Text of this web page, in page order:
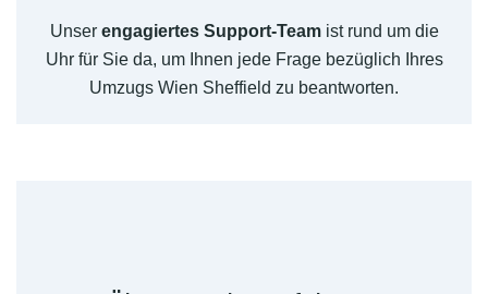
Unser engagiertes Support-Teamist rund um die
Uhr für Sie da, um Ihnen jede Frage bezüglich Ihres
Umzugs Wien Sheffield zu beantworten.